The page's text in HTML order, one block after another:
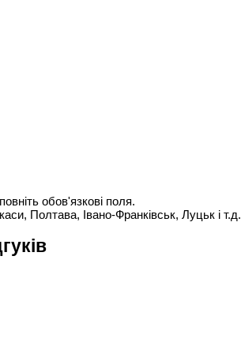
обов'язкові поля.
Полтава, Івано-Франківськ, Луцьк і т.д.